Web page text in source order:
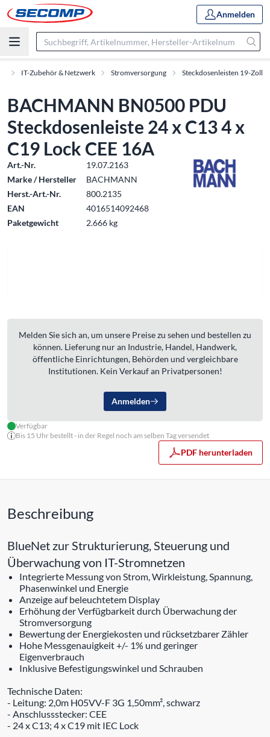
Anmelden
IT-Zubehör & Netzwerk Stromversorgung Steckdosenleisten 19-Zoll
BACHMANN BN0500 PDU
Steckdosenleiste 24 x C13 4 x
C19 Lock CEE 16A
Art.-Nr.
19.07.2163
Marke / Hersteller
BACHMANN
Herst.-Art.-Nr.
800.2135
EAN
4016514092468
Paketgewicht
2.666 kg
Melden Sie sich an, um unsere Preise zu sehen und bestellen zu
können. Lieferung nur an Industrie, Handel, Handwerk,
öffentliche Einrichtungen, Behörden und vergleichbare
Institutionen. Kein Verkauf an Privatpersonen!
Anmelden
Verfügbar
Bis 15 Uhr bestellt - in der Regel noch am selben Tag versendet
PDF herunterladen
Beschreibung
BlueNet zur Strukturierung, Steuerung und
Überwachung von IT-Stromnetzen
Integrierte Messung von Strom, Wirkleistung, Spannung,
Phasenwinkel und Energie
Anzeige auf beleuchtetem Display
Erhöhung der Verfügbarkeit durch Überwachung der
Stromversorgung
Bewertung der Energiekosten und rücksetzbarer Zähler
Hohe Messgenauigkeit +/- 1% und geringer
Eigenverbrauch
Inklusive Befestigungswinkel und Schrauben
Technische Daten:
- Leitung: 2,0m H05VV-F 3G 1,50mm², schwarz
- Anschlussstecker: CEE
- 24 x C13; 4 x C19 mit IEC Lock